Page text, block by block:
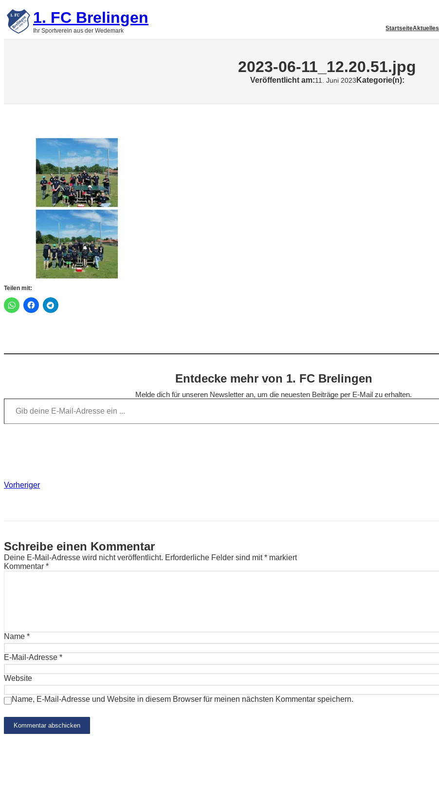
Zum
Inhalt
springen1. FC Brelingen
Ihr Sportverein aus der Wedemark StartseiteAktuelles
2023-06-11_12.20.51.jpg
Veröffentlicht am:11. Juni 2023 Kategorie(n):
Teilen mit:
Entdecke mehr von 1. FC Brelingen
Melde dich für unseren Newsletter an, um die neuesten Beiträge per E-Mail zu erhalten.
Gib deine E-Mail-Adresse ein …
Vorheriger
Schreibe einen Kommentar
Deine E-Mail-Adresse wird nicht veröffentlicht. Erforderliche Felder sind mit* markiert
Kommentar *
Name *
E-Mail-Adresse *
Website
Name, E-Mail-Adresse und Website in diesem Browser für meinen nächsten Kommentar speichern.